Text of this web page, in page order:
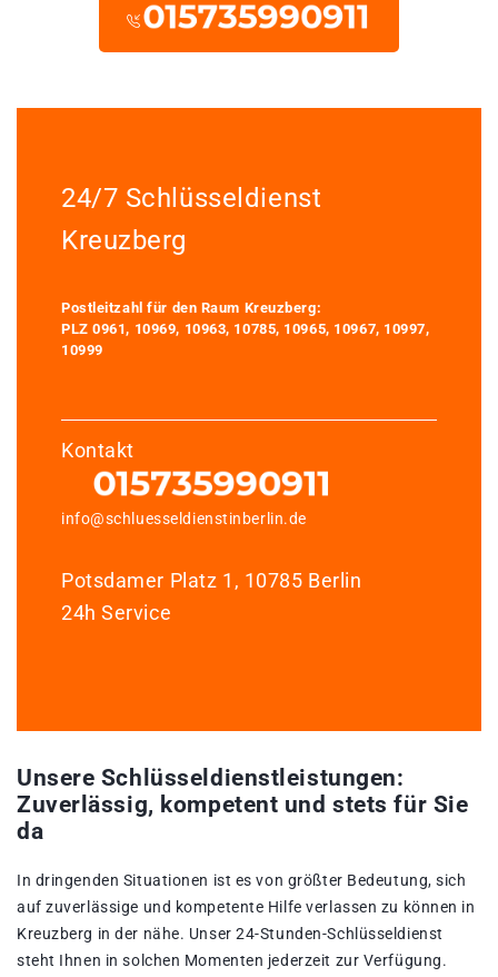
24/7 Schlüsseldienst
Kreuzberg
Postleitzahl für den Raum Kreuzberg:
PLZ 0961, 10969, 10963, 10785, 10965, 10967, 10997,
10999
Kontakt
info@schluesseldienstinberlin.de
Potsdamer Platz 1, 10785 Berlin
24h Service
Unsere Schlüsseldienstleistungen:
Zuverlässig, kompetent und stets für Sie
da
In dringenden Situationen ist es von größter Bedeutung, sich
auf zuverlässige und kompetente Hilfe verlassen zu können in
Kreuzberg in der nähe. Unser 24-Stunden-Schlüsseldienst
steht Ihnen in solchen Momenten jederzeit zur Verfügung.